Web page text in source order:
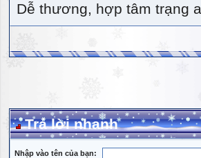
Dễ thương, hợp tâm trạng
Trả lời nhanh
Nhập vào tên của bạn: